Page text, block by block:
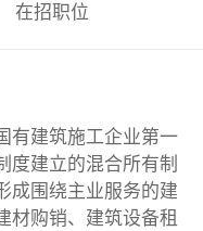
在招职位
有建筑施工企业第一
度建立的混合所有制
成围绕主业服务的建
材购销、建筑设备租